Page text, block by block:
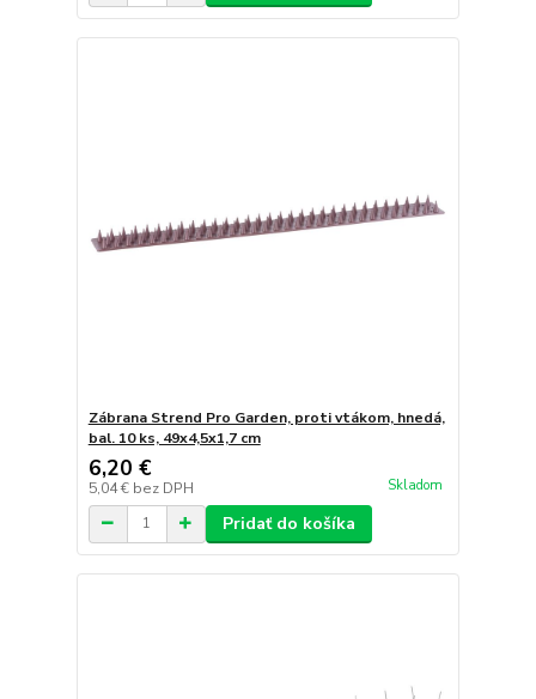
Zábrana Strend Pro Garden, proti vtákom, hnedá,
bal. 10 ks, 49x4,5x1,7 cm
6,20 €
5,04 € bez DPH Skladom
Pridať do košíka